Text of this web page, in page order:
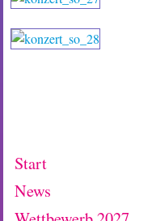
Start
News